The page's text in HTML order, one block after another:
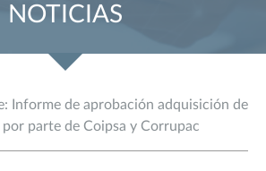
NOTICIAS
Informe de aprobación adquisición de
parte de Coipsa y Corrupac